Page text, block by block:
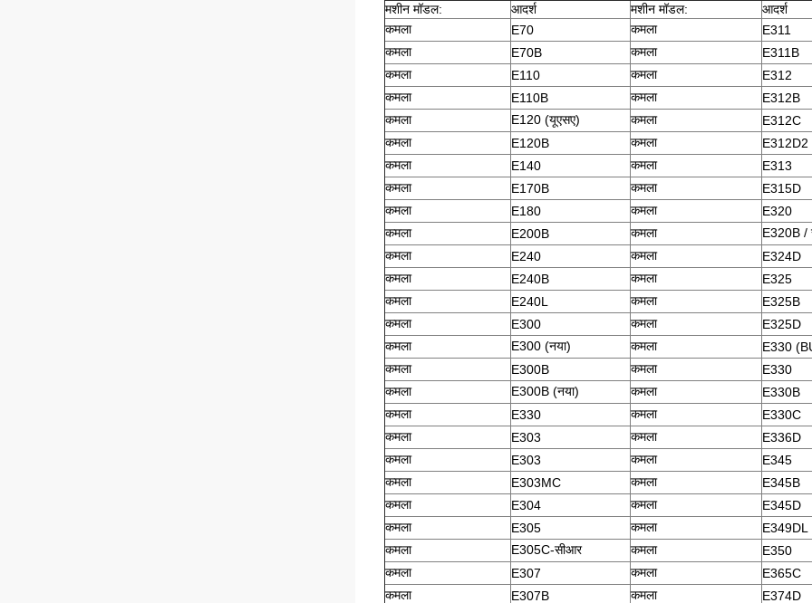
मशीन मॉडल:
आदर्श मशीन मॉडल:
आदर्श
कमला
E70 कमला
E311
कमला
E70B कमला
E311B
कमला
E110 कमला
E312
कमला
E110B कमला
E312B
कमला
E120 (यूएसए) कमला
E312C
कमला
E120B कमला
E312D2
कमला
E140 कमला
E313
कमला
E170B कमला
E315D
कमला
E180 कमला
E320
कमला
E200B कमला
E320B /
कमला
E240 कमला
E324D
कमला
E240B कमला
E325
कमला
E240L कमला
E325B
कमला
E300 कमला
E325D
कमला
E300 (नया) कमला
E330
कमला
E300B कमला
E330
कमला
E300B (नया) कमला
E330B
कमला
E330 कमला
E330C
कमला
E303 कमला
E336D
कमला
E303 कमला
E345
कमला
E303MC कमला
E345B
कमला
E304 कमला
E345D
कमला
E305 कमला
E349DL
कमला
E305C-सीआर कमला
E350
कमला
E307 कमला
E365C
कमला
E307B कमला E374D